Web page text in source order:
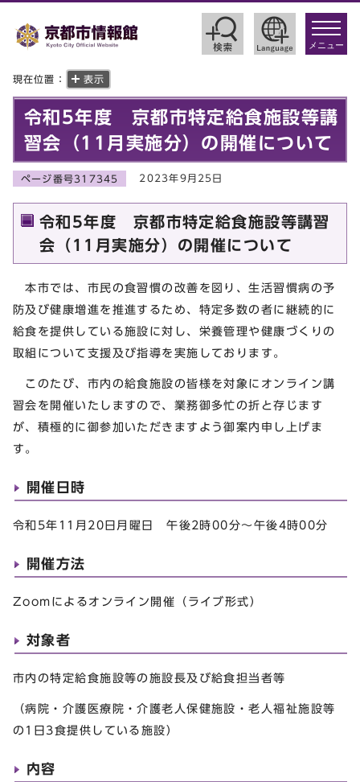
toggle
メニュー
現在位置： 表示
令和5年度 京都市特定給食施設等講
習会（11月実施分）の開催について
ページ番号317345 2023年9月25日
令和5年度 京都市特定給食施設等講習
会（11月実施分）の開催について
本市では、市民の食習慣の改善を図り、生活習慣病の予
防及び健康増進を推進するため、特定多数の者に継続的に
給食を提供している施設に対し、栄養管理や健康づくりの
取組について支援及び指導を実施しております。
このたび、市内の給食施設の皆様を対象にオンライン講
習会を開催いたしますので、業務御多忙の折と存じます
が、積極的に御参加いただきますよう御案内申し上げま
す。
開催日時
令和5年11月20日月曜日 午後2時00分～午後4時00分
開催方法
Zoomによるオンライン開催（ライブ形式）
対象者
市内の特定給食施設等の施設長及び給食担当者等
（病院・介護医療院・介護老人保健施設・老人福祉施設等
の1日3食提供している施設）
内容